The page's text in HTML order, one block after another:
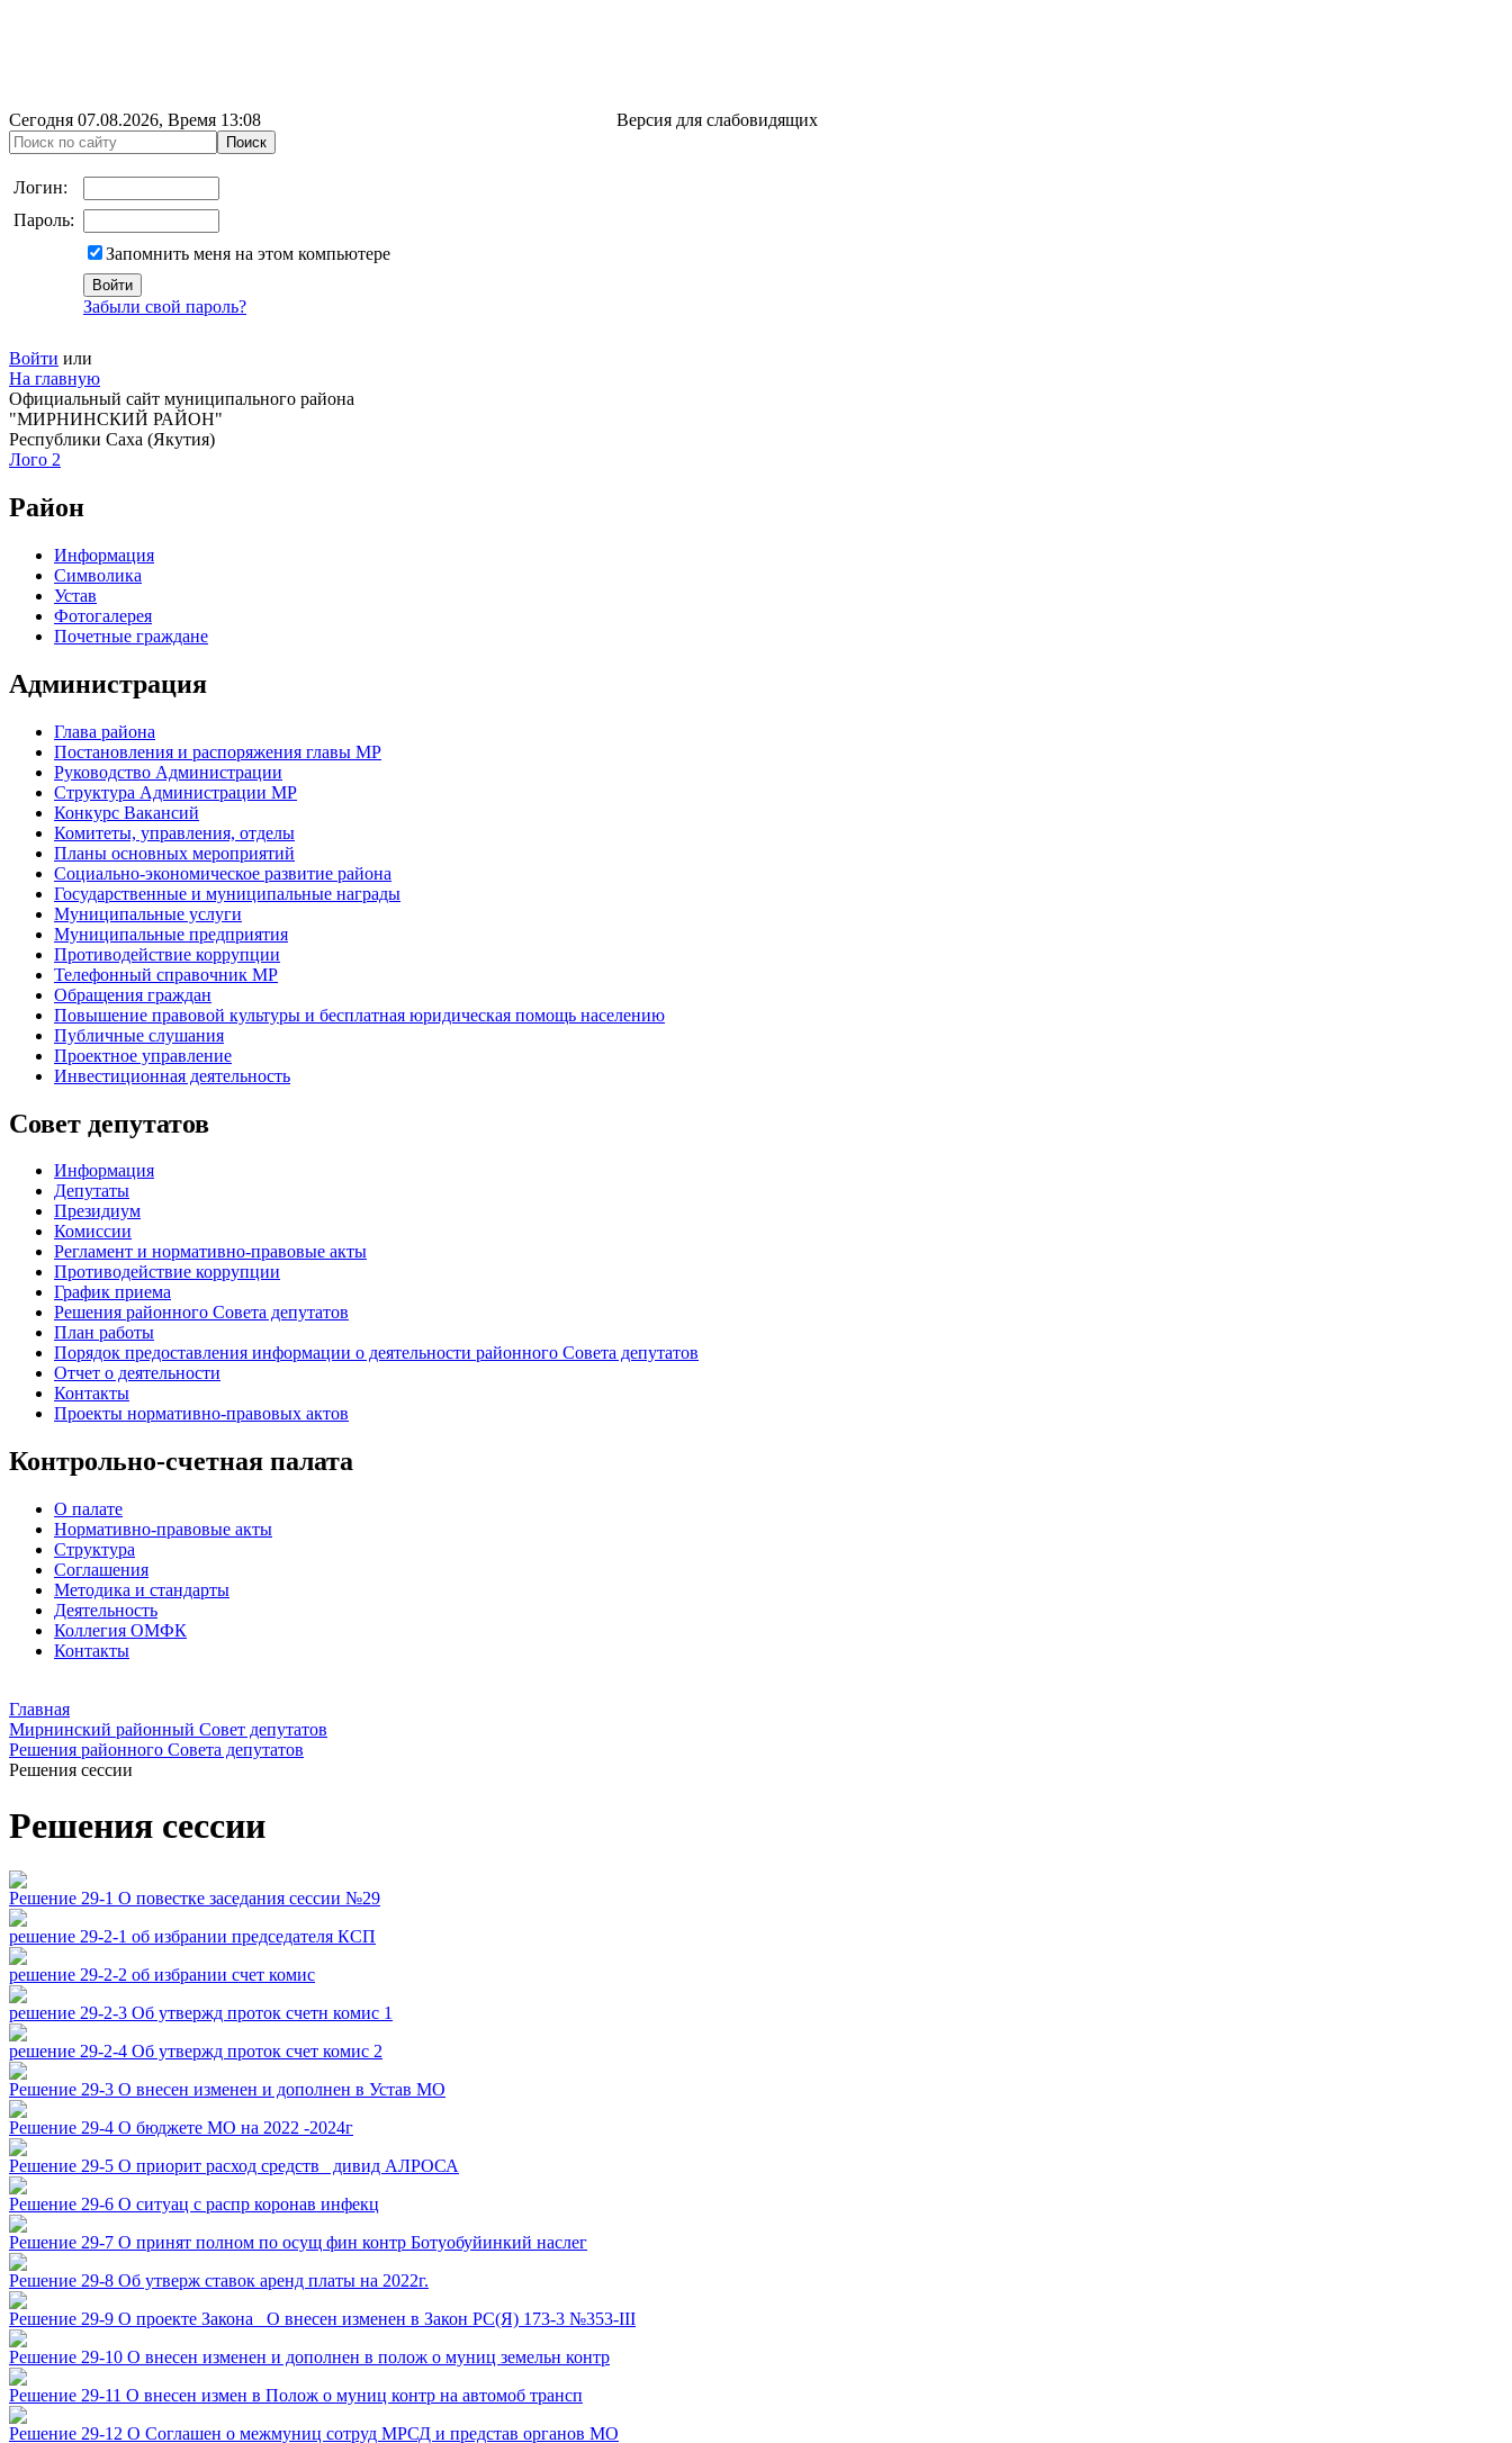
Сегодня 07.08.2026, Время 13:08 Версия для слабовидящих
Логин:
Пароль:
Запомнить меня на этом компьютере
Забыли свой пароль?
Войти или
На главную
Официальный сайт муниципального района
"МИРНИНСКИЙ РАЙОН"
Республики Саха (Якутия)
Лого 2
Район
Информация
Символика
Устав
Фотогалерея
Почетные граждане
Администрация
Глава района
Постановления и распоряжения главы МР
Руководство Администрации
Структура Администрации МР
Конкурс Вакансий
Комитеты, управления, отделы
Планы основных мероприятий
Социально-экономическое развитие района
Государственные и муниципальные награды
Муниципальные услуги
Муниципальные предприятия
Противодействие коррупции
Телефонный справочник МР
Обращения граждан
Повышение правовой культуры и бесплатная юридическая помощь населению
Публичные слушания
Проектное управление
Инвестиционная деятельность
Совет депутатов
Информация
Депутаты
Президиум
Комиссии
Регламент и нормативно-правовые акты
Противодействие коррупции
График приема
Решения районного Совета депутатов
План работы
Порядок предоставления информации о деятельности районного Совета депутатов
Отчет о деятельности
Контакты
Проекты нормативно-правовых актов
Контрольно-счетная палата
О палате
Нормативно-правовые акты
Структура
Соглашения
Методика и стандарты
Деятельность
Коллегия ОМФК
Контакты
Главная
Мирнинский районный Совет депутатов
Решения районного Совета депутатов
Решения сессии
Решения сессии
Решение 29-1 О повестке заседания сессии №29
решение 29-2-1 об избрании председателя КСП
решение 29-2-2 об избрании счет комис
решение 29-2-3 Об утвержд проток счетн комис 1
решение 29-2-4 Об утвержд проток счет комис 2
Решение 29-3 О внесен изменен и дополнен в Устав МО
Решение 29-4 О бюджете МО на 2022 -2024г
Решение 29-5 О приорит расход средств_ дивид АЛРОСА
Решение 29-6 О ситуац с распр коронав инфекц
Решение 29-7 О принят полном по осущ фин контр Ботуобуйинкий наслег
Решение 29-8 Об утверж ставок аренд платы на 2022г.
Решение 29-9 О проекте Закона_ О внесен изменен в Закон РС(Я) 173-3 №353-III
Решение 29-10 О внесен изменен и дополнен в полож о муниц земельн контр
Решение 29-11 О внесен измен в Полож о муниц контр на автомоб трансп
Решение 29-12 О Соглашен о межмуниц сотруд МРСД и представ органов МО